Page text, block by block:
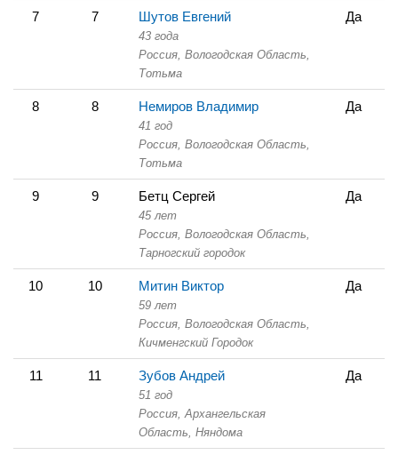
7 7 Шутов Евгений
43 года
Россия, Вологодская Область,
Тотьма
Да
8 8 Немиров Владимир
41 год
Россия, Вологодская Область,
Тотьма
Да
9 9 Бетц Сергей
45 лет
Россия, Вологодская Область,
Тарногский городок
Да
10 10 Митин Виктор
59 лет
Россия, Вологодская Область,
Кичменгский Городок
Да
11 11 Зубов Андрей
51 год
Россия, Архангельская
Область, Няндома
Да